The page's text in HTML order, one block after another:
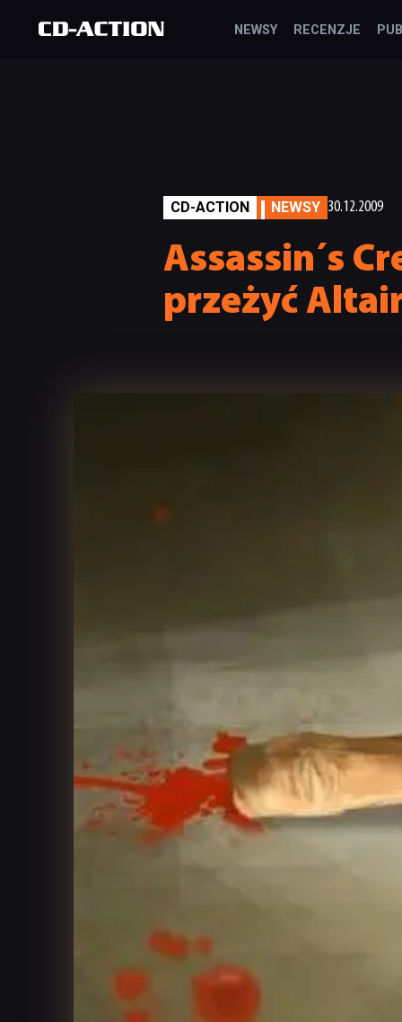
NEWSY RECENZJE
CD-ACTION NEWSY 30.12.2009
Assassin´s
przeżyć